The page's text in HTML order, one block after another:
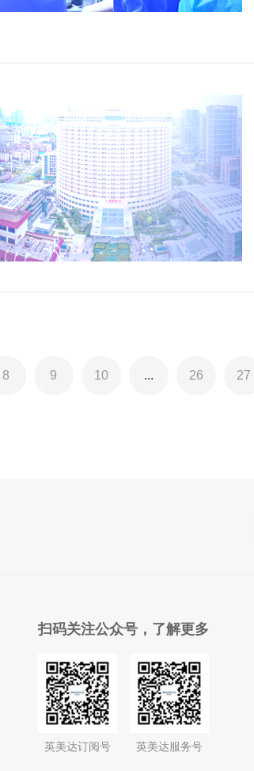
8 9 10 ... 26 27
扫码关注公众号，了解更多
英美达订阅号 英美达服务号